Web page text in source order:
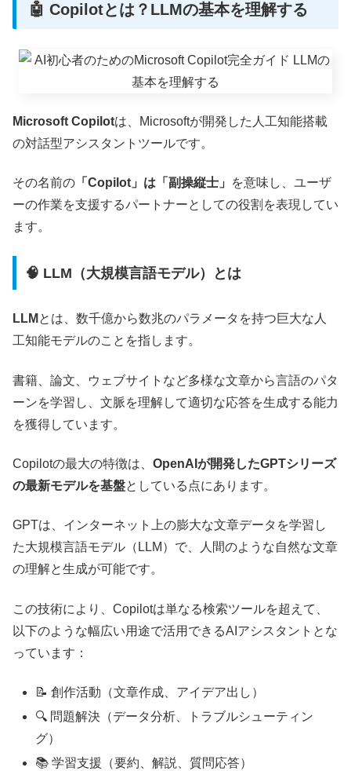
🤖 Copilotとは？LLMの基本を理解する
Microsoft Copilotは、Microsoftが開発した人工知能搭載
の対話型アシスタントツールです。
その名前の 「Copilot」は「副操縦士」
を意味し、ユーザ
ーの作業を支援するパートナーとしての役割を表現してい
ます。
🧠 LLM（大規模言語モデル）とは
LLM とは、数千億から数兆のパラメータを持つ巨大な人
工知能モデルのことを指します。
書籍、論文、ウェブサイトなど多様な文章から言語のパタ
ーンを学習し、文脈を理解して適切な応答を生成する能力
を獲得しています。
Copilotの最大の特徴は、 OpenAIが開発したGPTシリーズ
の最新モデルを基盤としている点にあります。
GPTは、インターネット上の膨大な文章データを学習し
た大規模言語モデル（LLM）で、人間のような自然な文章
の理解と生成が可能です。
この技術により、Copilotは単なる検索ツールを超えて、
以下のような幅広い用途で活用できるAIアシスタントとな
っています：
📝 創作活動（文章作成、アイデア出し）
🔍 問題解決（データ分析、トラブルシューティン
グ）
📚 学習支援（要約、解説、質問応答）